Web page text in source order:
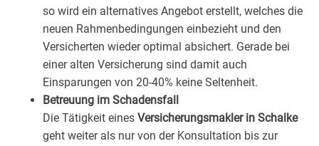
so wird ein alternatives Angebot erstellt, welches die
neuen Rahmenbedingungen einbezieht und den
Versicherten wieder optimal absichert. Gerade bei
einer alten Versicherung sind damit auch
Einsparungen von 20-40% keine Seltenheit.
Betreuung im Schadensfall
Die Tätigkeit eines Versicherungsmakler in Schalke
geht weiter als nur von der Konsultation bis zur